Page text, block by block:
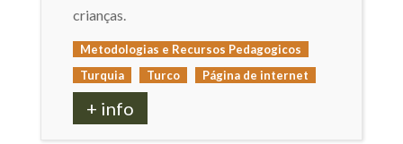
crianças.
Metodologias e Recursos Pedagogicos
Turquia
Turco Página de internet
+ info